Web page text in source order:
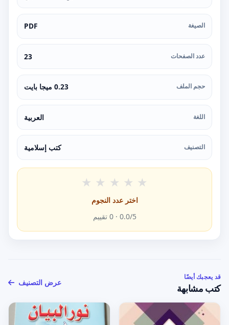
الصيغة PDF
عدد الصفحات 23
حجم الملف 0.23 ميجا بايت
اللغة العربية
التصنيف كتب إسلامية
★ ★ ★ ★ ★
اختر عدد النجوم
0.0/5 ·
0 تقييم
قد يعجبك أيضًا
كتب مشابهة
عرض التصنيف